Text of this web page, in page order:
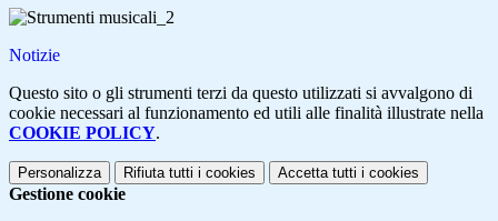
Notizie
Questo sito o gli strumenti terzi da questo utilizzati si avvalgono di
cookie necessari al funzionamento ed utili alle finalità illustrate nella
COOKIE POLICY.
Personalizza Rifiuta tutti i cookies Accetta tutti i cookies
Gestione cookie